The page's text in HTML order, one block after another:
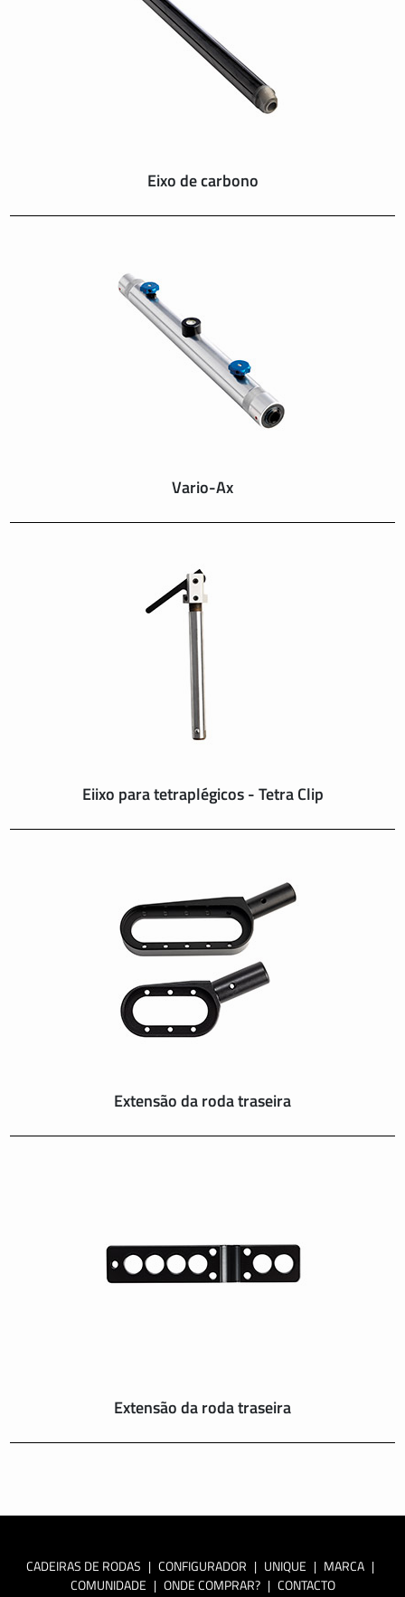
Eixo de carbono
Vario-Ax
Eiixo para tetraplégicos - Tetra Clip
Extensão da roda traseira
Extensão da roda traseira
CADEIRAS DE RODAS | CONFIGURADOR | UNIQUE | MARCA |
COMUNIDADE | ONDE COMPRAR? | CONTACTO